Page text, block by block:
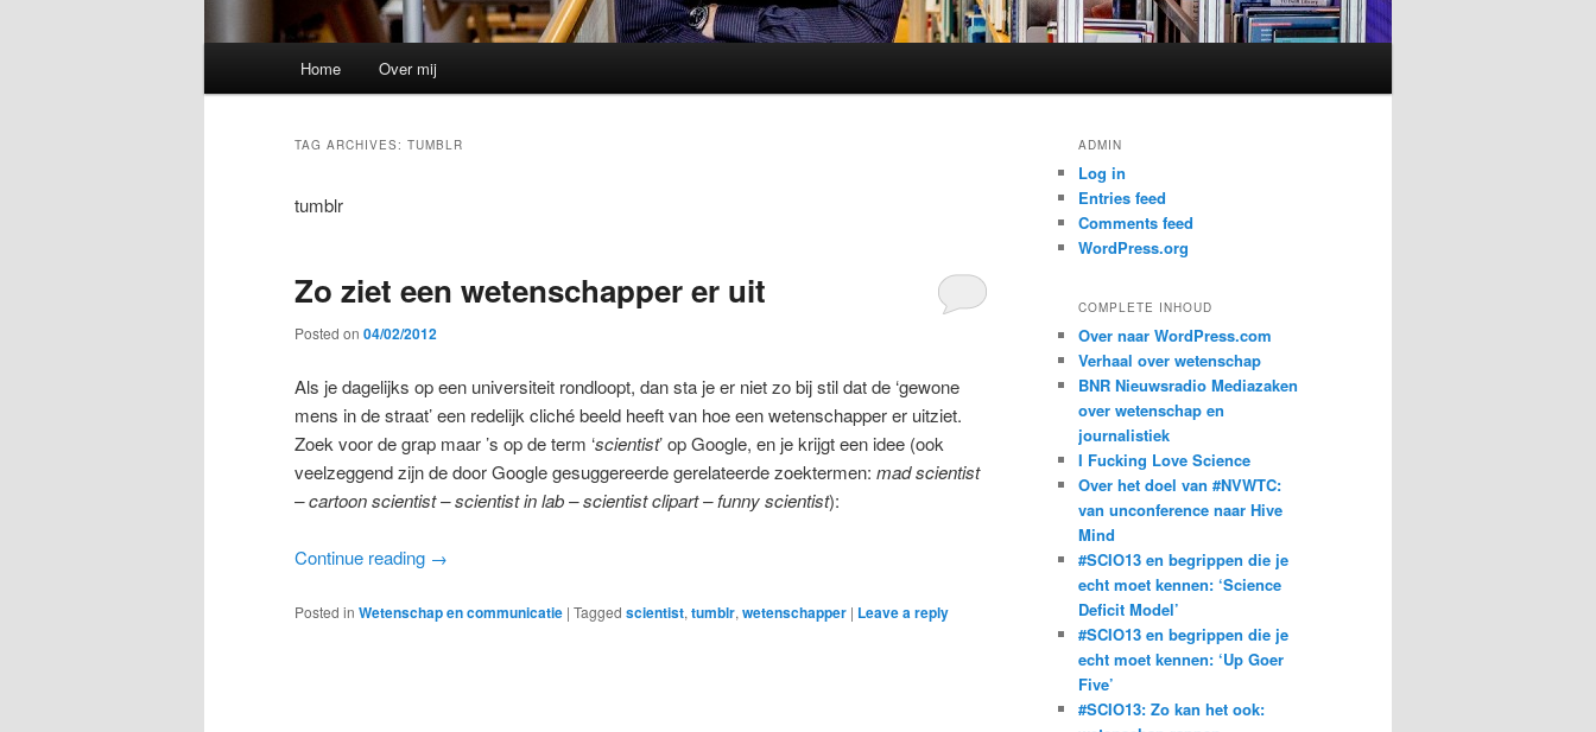
Home Over mij
TAG ARCHIVES: TUMBLR
tumblr
Zo ziet een wetenschapper er uit
Posted on 04/02/2012
Als je dagelijks op een universiteit rondloopt, dan sta je er niet zo bij stil dat de ‘gewone
mens in de straat’ een redelijk cliché beeld heeft van hoe een wetenschapper er uitziet.
Zoek voor de grap maar ’s op de term ‘scientist’ op Google, en je krijgt een idee (ook
veelzeggend zijn de door Google gesuggereerde gerelateerde zoektermen: mad scientist
– cartoon scientist – scientist in lab – scientist clipart – funny scientist):
Continue reading →
Posted in Wetenschap en communicatie | Tagged scientist, tumblr, wetenschapper | Leave a reply
ADMIN
Log in
Entries feed
Comments feed
WordPress.org
COMPLETE INHOUD
Over naar WordPress.com
Verhaal over wetenschap
BNR Nieuwsradio Mediazaken
over wetenschap en
journalistiek
I Fucking Love Science
Over het doel van #NVWTC:
van unconference naar Hive
Mind
#SCIO13 en begrippen die je
echt moet kennen: ‘Science
Deficit Model’
#SCIO13 en begrippen die je
echt moet kennen: ‘Up Goer
Five’
#SCIO13: Zo kan het ook: